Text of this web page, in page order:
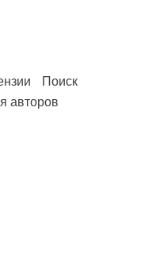
Поиск
авторов